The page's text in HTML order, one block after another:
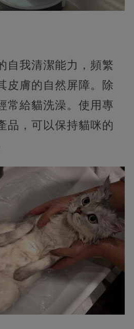
自我清潔能力，頻繁
皮膚的自然屏障。除
常給貓洗澡。使用專
品，可以保持貓咪的